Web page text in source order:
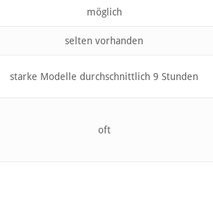
möglich
selten vorhanden
starke Modelle durchschnittlich 9 Stunden
oft